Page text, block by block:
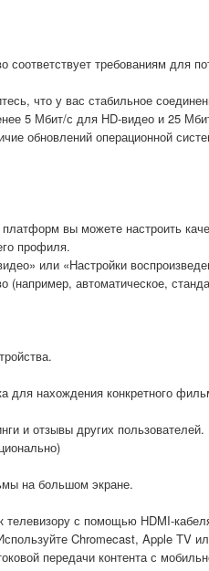
соответствует требованиям для
что у вас стабильное
5 Мбит/с для HD-видео и 25
обновлений операционной
вы можете настроить
профиля.
или «Настройки
автоматическое,
для нахождения конкретного
и отзывы других пользователей.
на большом экране.
с помощью HDMI-
Chromecast, Apple TV
передачи контента с